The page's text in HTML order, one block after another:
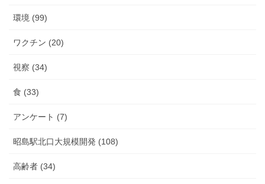
環境 (99)
ワクチン (20)
視察 (34)
食 (33)
アンケート (7)
昭島駅北口大規模開発 (108)
高齢者 (34)